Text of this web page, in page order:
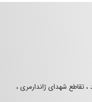
، تقاطع شهدای ژاندارمری ،